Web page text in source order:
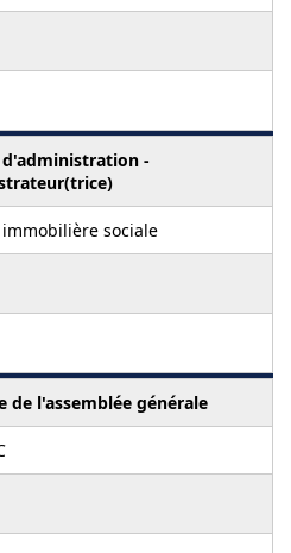
d'administration -
sociale
de l'assemblée générale